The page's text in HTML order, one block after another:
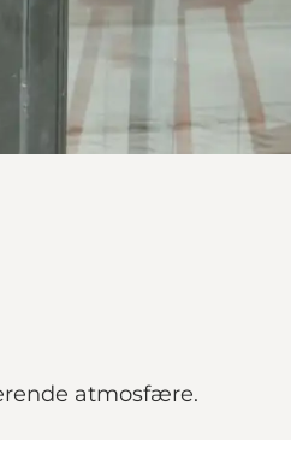
atmosfære.